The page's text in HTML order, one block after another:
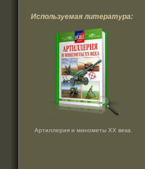
Используемая литература:
Артиллерия и минометы ХХ века.